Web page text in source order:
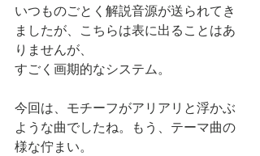
いつものごとく解説音源が送られてき
ましたが、こちらは表に出ることはあ
りませんが、
すごく画期的なシステム。
今回は、モチーフがアリアリと浮かぶ
ような曲でしたね。もう、テーマ曲の
様な佇まい。